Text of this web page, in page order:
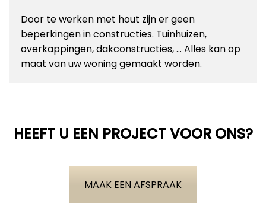
Door te werken met hout zijn er geen
beperkingen in constructies. Tuinhuizen,
overkappingen, dakconstructies, … Alles kan op
maat van uw woning gemaakt worden.
HEEFT U EEN PROJECT VOOR ONS?
MAAK EEN AFSPRAAK